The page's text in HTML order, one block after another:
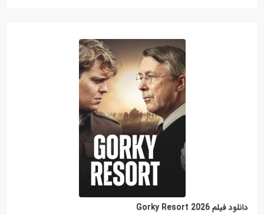
دانلود فیلم Gorky Resort 2026